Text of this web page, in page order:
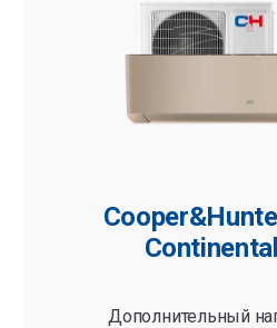
Дополнительный